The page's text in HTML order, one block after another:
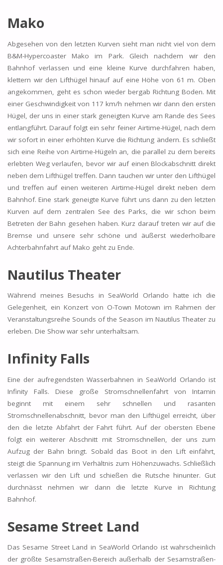
Mako
Abgesehen von den letzten Kurven sieht man nicht viel von dem
B&M-Hypercoaster Mako im Park. Gleich nachdem wir den
Bahnhof verlassen und eine kleine Kurve durchfahren haben,
klettern wir den Lifthügel hinauf auf eine Höhe von 61 m. Oben
angekommen, geht es schon wieder bergab Richtung Boden. Mit
einer Geschwindigkeit von 117 km/h nehmen wir dann den ersten
Hügel, der uns in einer stark geneigten Kurve am Rande des Sees
entlangführt. Darauf folgt ein sehr feiner Airtime-Hügel, nach dem
wir sofort in einer erhöhten Kurve die Richtung ändern. Es schließt
sich eine Reihe von Airtime-Hügeln an, die parallel zu dem bereits
erlebten Weg verlaufen, bevor wir auf einen Blockabschnitt direkt
neben dem Lifthügel treffen. Dann tauchen wir unter den Lifthügel
und treffen auf einen weiteren Airtime-Hügel direkt neben dem
Bahnhof. Eine stark geneigte Kurve führt uns dann zu den letzten
Kurven auf dem zentralen See des Parks, die wir schon beim
Betreten der Bahn gesehen haben. Kurz darauf treten wir auf die
Bremse und unsere sehr schöne und äußerst wiederholbare
Achterbahnfahrt auf Mako geht zu Ende.
Nautilus Theater
Während meines Besuchs in SeaWorld Orlando hatte ich die
Gelegenheit, ein Konzert von O-Town Motown im Rahmen der
Veranstaltungsreihe Sounds of the Season im Nautilus Theater zu
erleben. Die Show war sehr unterhaltsam.
Infinity Falls
Eine der aufregendsten Wasserbahnen in SeaWorld Orlando ist
Infinity Falls. Diese große Stromschnellenfahrt von Intamin
beginnt mit einem sehr schnellen und rasanten
Stromschnellenabschnitt, bevor man den Lifthügel erreicht, über
den die letzte Abfahrt der Fahrt führt. Auf der obersten Ebene
folgt ein weiterer Abschnitt mit Stromschnellen, der uns zum
Aufzug der Bahn bringt. Sobald das Boot in den Lift einfährt,
steigt die Spannung im Verhältnis zum Höhenzuwachs. Schließlich
verlassen wir den Lift und schießen die Rutsche hinunter. Gut
durchnässt nehmen wir dann die letzte Kurve in Richtung
Bahnhof.
Sesame Street Land
Das Sesame Street Land in SeaWorld Orlando ist wahrscheinlich
der größte Sesamstraßen-Bereich außerhalb der Sesamstraßen-